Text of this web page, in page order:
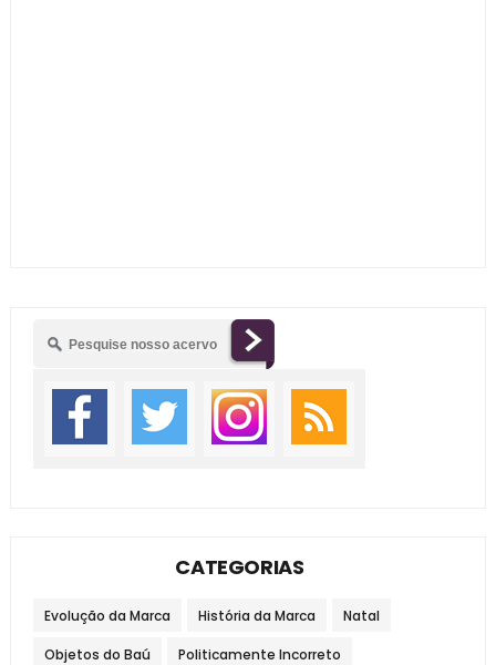
CATEGORIAS
Evolução da Marca História da Marca Natal
Objetos do Baú Politicamente Incorreto